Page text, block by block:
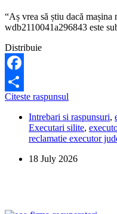
“Aș vrea să știu dacă
wdb2110041a296843 este
Distribuie
Facebook
Share
Citeste raspunsul
să
știu
dacă
aceasta
Intrebari si raspunsuri,
Executari silite,
reclamatie executor
18 July 2026